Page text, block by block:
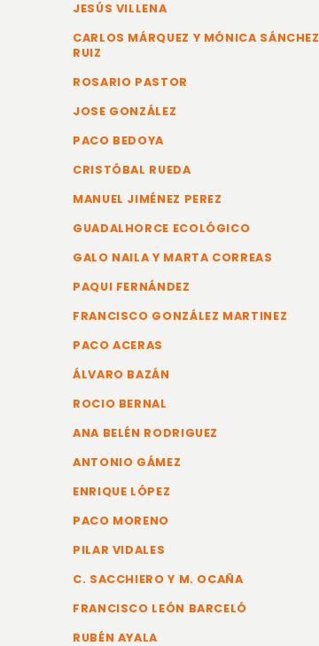
JESÚS VILLENA
CARLOS MÁRQUEZ Y MÓNICA SÁNCHEZ
RUIZ
ROSARIO PASTOR
JOSE GONZÁLEZ
PACO BEDOYA
CRISTÓBAL RUEDA
MANUEL JIMÉNEZ PEREZ
GUADALHORCE ECOLÓGICO
GALO NAILA Y MARTA CORREAS
PAQUI FERNÁNDEZ
FRANCISCO GONZÁLEZ MARTINEZ
PACO ACERAS
ÁLVARO BAZÁN
ROCIO BERNAL
ANA BELÉN RODRIGUEZ
ANTONIO GÁMEZ
ENRIQUE LÓPEZ
PACO MORENO
PILAR VIDALES
C. SACCHIERO Y M. OCAÑA
FRANCISCO LEÓN BARCELÓ
RUBÉN AYALA